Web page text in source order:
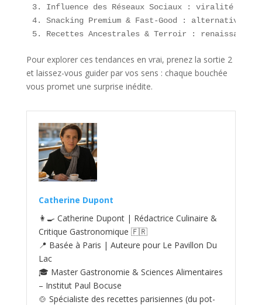
3. Influence des Réseaux Sociaux : viralité
4. Snacking Premium & Fast-Good : alternatives
5. Recettes Ancestrales & Terroir :
Pour explorer ces tendances en vrai, prenez la sortie 2
et laissez-vous guider par vos sens : chaque bouchée
vous promet une surprise inédite.
Catherine Dupont
👩‍🍳 Catherine Dupont | Rédactrice Culinaire &
Critique Gastronomique 🇫🇷
📍 Basée à Paris | Auteure pour Le Pavillon Du
Lac
🎓 Master Gastronomie & Sciences Alimentaires
– Institut Paul Bocuse
🍲 Spécialiste des recettes parisiennes (du pot-